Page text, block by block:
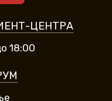
ЦЕНТРА
18:00